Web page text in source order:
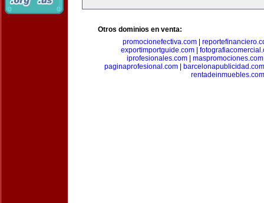
Otros dominios en venta:
promocionefectiva.com
exportimportguide.com
iprofesionales.com
maspromociones.com
paginaprofesional.com|
barcelonapublicidad.com
rentadeinmuebles.com